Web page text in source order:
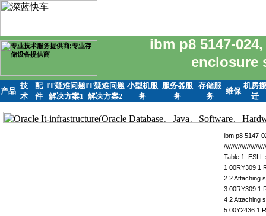
ibm p8 5147-
enclosure
产品
技
术
配
件
IT疑难问题
解决方案1
IT疑难问题
解决方案2
小型机服
务
服务器服
务
存储服
务
维保
机房搬
迁
ibm p8 5147-
Table 1.
1 00RY309 1
2 2 Attaching
3 00RY309 1
4 2 Attaching
5 00Y2436 1